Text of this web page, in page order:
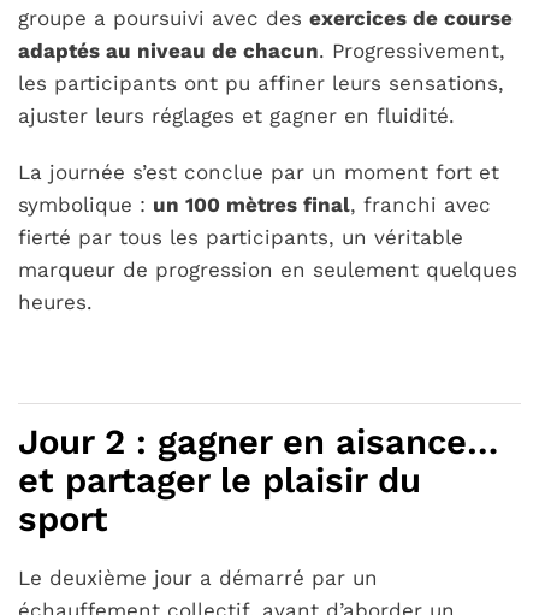
groupe a poursuivi avec desexercices de course
adaptés au niveau de chacun. Progressivement,
les participants ont pu affiner leurs sensations,
ajuster leurs réglages et gagner en fluidité.
La journée s’est conclue par un moment fort et
symbolique : un 100 mètres final, franchi avec
fierté par tous les participants, un véritable
marqueur de progression en seulement quelques
heures.
Jour 2 : gagner en aisance…
et partager le plaisir du
sport
Le deuxième jour a démarré par un